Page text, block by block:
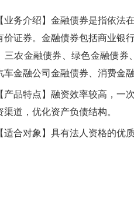
介绍】金融债券是指依法在
价证券。金融债券包括商业银
三农金融债券、绿色金融债券
车金融公司金融债券、消费金
特点】融资效率较高，一次
渠道，优化资产负债结构。
对象】具有法人资格的优质